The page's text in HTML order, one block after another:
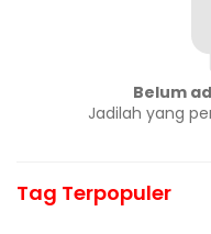
Belum
Jadilah yang
Tag Terpopuler